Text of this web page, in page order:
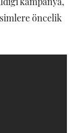
öncelik